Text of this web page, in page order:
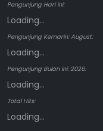
Pengunjung Hari ini:
Loading...
Pengunjung Kemarin: August:
Loading...
Pengunjung Bulan ini: 2026:
Loading...
Total Hits:
Loading...